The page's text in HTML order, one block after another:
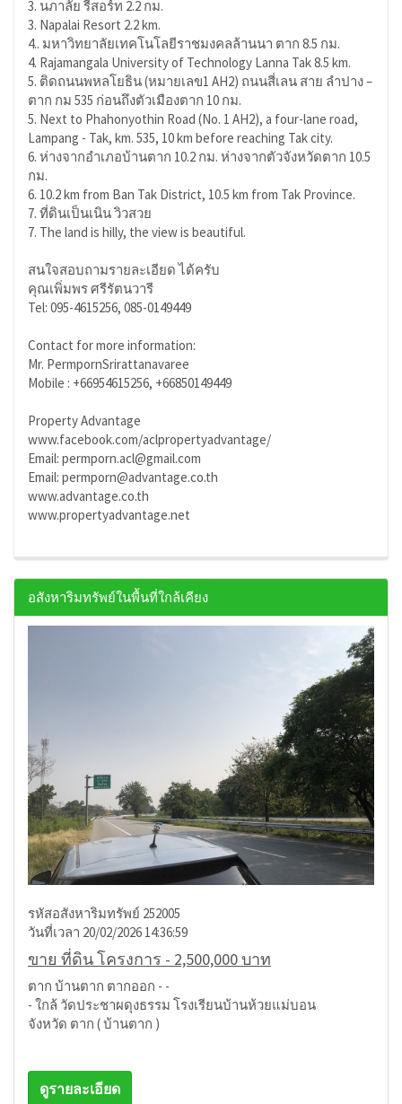
3. นภาลัย รีสอร์ท 2.2 กม.
3. Napalai Resort 2.2 km.
4.. มหาวิทยาลัยเทคโนโลยีราชมงคลล้านนา ตาก 8.5 กม.
4. Rajamangala University of Technology Lanna Tak 8.5 km.
5. ติดถนนพหลโยธิน (หมายเลข1 AH2) ถนนสี่เลน สาย ลำปาง –
ตาก กม 535 ก่อนถึงตัวเมืองตาก 10 กม.
5. Next to Phahonyothin Road (No. 1 AH2), a four-lane road,
Lampang - Tak, km. 535, 10 km before reaching Tak city.
6. ห่างจากอำเภอบ้านตาก 10.2 กม. ห่างจากตัวจังหวัดตาก 10.5
กม.
6. 10.2 km from Ban Tak District, 10.5 km from Tak Province.
7. ที่ดินเป็นเนิน วิวสวย
7. The land is hilly, the view is beautiful.
สนใจสอบถามรายละเอียด ได้ครับ
คุณเพิ่มพร ศรีรัตนวารี
Tel: 095-4615256, 085-0149449
Contact for more information:
Mr. PermpornSrirattanavaree
Mobile : +66954615256, +66850149449
Property Advantage
www.facebook.com/aclpropertyadvantage/
Email: permporn.acl@gmail.com
Email: permporn@advantage.co.th
www.advantage.co.th
www.propertyadvantage.net
อสังหาริมทรัพย์ในพื้นที่ใกล้เคียง
รหัสอสังหาริมทรัพย์ 252005
วันที่เวลา 20/02/2026 14:36:59
ขาย ที่ดิน โครงการ - 2,500,000 บาท
ตาก บ้านตาก ตากออก - -
- ใกล้ วัดประชาผดุงธรรม โรงเรียนบ้านห้วยแม่บอน
จังหวัด ตาก ( บ้านตาก )
ดูรายละเอียด